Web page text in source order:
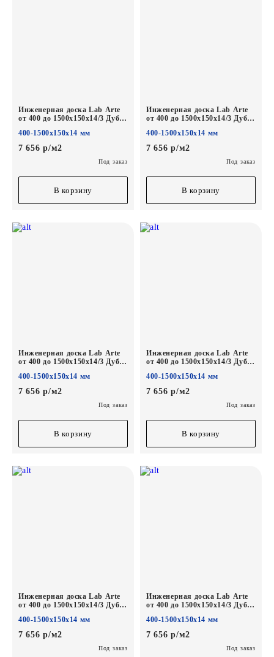
Инженерная доска Lab Arte
от 400 до 1500х150х14/3 Дуб
400-1500х150х14 мм
7 656 р/м2
Под заказ
В корзину
Инженерная доска Lab Arte
от 400 до 1500х150х14/3 Дуб
400-1500х150х14 мм
7 656 р/м2
Под заказ
В корзину
Инженерная доска Lab Arte
от 400 до 1500х150х14/3 Дуб
400-1500х150х14 мм
7 656 р/м2
Под заказ
В корзину
Инженерная доска Lab Arte
от 400 до 1500х150х14/3 Дуб
400-1500х150х14 мм
7 656 р/м2
Под заказ
В корзину
Инженерная доска Lab Arte
от 400 до 1500х150х14/3 Дуб
400-1500х150х14 мм
7 656 р/м2
Под заказ
Инженерная доска Lab Arte
от 400 до 1500х150х14/3 Дуб
400-1500х150х14 мм
7 656 р/м2
Под заказ